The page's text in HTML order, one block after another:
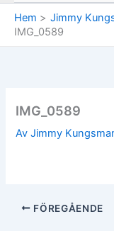
Hem Jimmy
IMG_0589
IMG_0589
AvJimmy
FÖREGÅENDE